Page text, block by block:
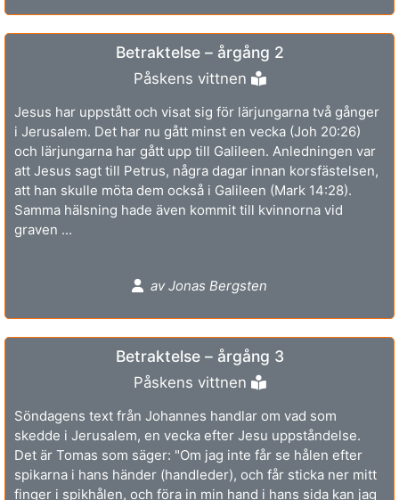
Betraktelse – årgång 2
Påskens vittnen
Jesus har uppstått och visat sig för lärjungarna två gånger
i Jerusalem. Det har nu gått minst en vecka (Joh 20:26)
och lärjungarna har gått upp till Galileen. Anledningen var
att Jesus sagt till Petrus, några dagar innan korsfästelsen,
att han skulle möta dem också i Galileen (Mark 14:28).
Samma hälsning hade även kommit till kvinnorna vid
graven ...
av Jonas Bergsten
Betraktelse – årgång 3
Påskens vittnen
Söndagens text från Johannes handlar om vad som
skedde i Jerusalem, en vecka efter Jesu uppståndelse.
Det är Tomas som säger: "Om jag inte får se hålen efter
spikarna i hans händer (handleder), och får sticka ner mitt
finger i spikhålen, och föra in min hand i hans sida kan jag